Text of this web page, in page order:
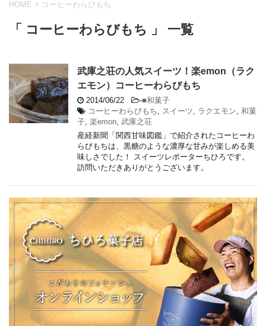
HOME > コーヒーわらびもち
「 コーヒーわらびもち 」 一覧
武庫之荘の人気スイーツ！楽emon（ラク
エモン）コーヒーわらびもち
2014/06/22 -■和菓子
コーヒーわらびもち
スイーツ ラクエモン 和菓
子 楽emon 武庫之荘
産経新聞「関西甘味図鑑」で紹介されたコーヒーわ
らびもちは、黒糖のような濃厚な甘みが楽しめる美
味しさでした！ スイーツレポーターちひろです。
訪問いただきありがとうございます。